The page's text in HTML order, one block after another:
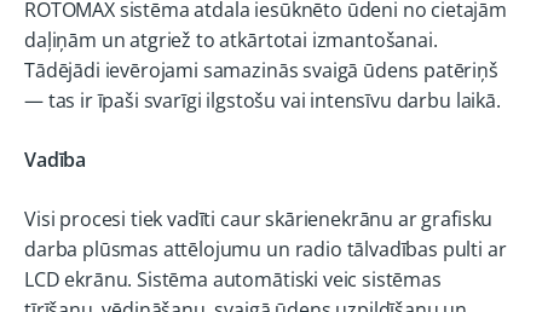
ROTOMAX sistēma atdala iesūknēto ūdeni no cietajām
daļiņām un atgriež to atkārtotai izmantošanai.
Tādējādi ievērojami samazinās svaigā ūdens patēriņš
— tas ir īpaši svarīgi ilgstošu vai intensīvu darbu laikā.
Vadība
Visi procesi tiek vadīti caur skārienekrānu ar grafisku
darba plūsmas attēlojumu un radio tālvadības pulti ar
LCD ekrānu. Sistēma automātiski veic sistēmas